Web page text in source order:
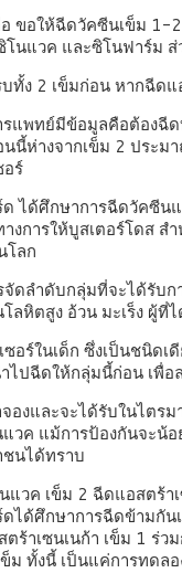
ขอให้ฉีดวัคซีนเข็ม 1-
นแวค และซิโนฟาร์ม ส่
ทั้ง 2 เข็มก่อน หากฉีด
แพทย์มีข้อมูลคือต้องฉี
นี้ห่างจากเข็ม 2 ประ
ร์
ได้ศึกษาการฉีดวัคซีน
งการให้บูสเตอร์โดส
โลก
ดลำดับกลุ่มที่จะได้รับ
โลหิตสูง อ้วน มะเร็ง
อร์ในเด็ก ซึ่งเป็นชนิด
ไปฉีดให้กลุ่มนี้ก่อน เพื่อ
งและจะได้รับในไตร
ค แม้การป้องกันจะน้อ
าชนได้ทราบ
วค เข็ม 2 ฉีดแอสตร้า
ด้ศึกษาการฉีดข้ามกัน
ตร้าเซนเนก้า เข็ม 1 ร่
ข็ม ทั้งนี้ เป็นแค่การท